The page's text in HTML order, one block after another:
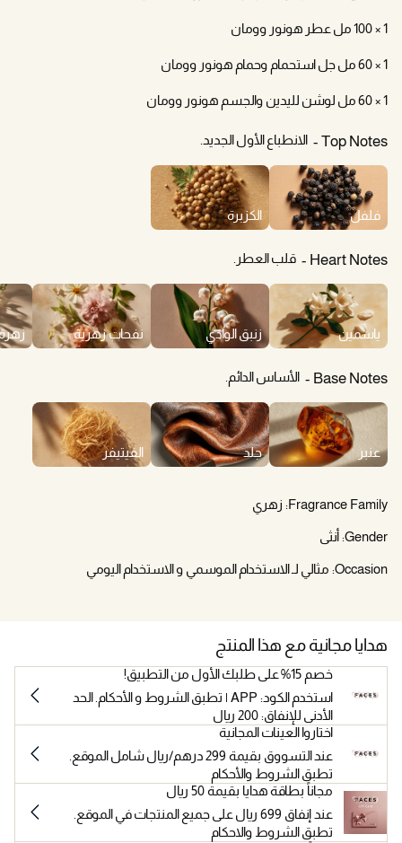
1 × 100 مل عطر هونور وومان
1 × 60 مل جل استحمام وحمام هونور وومان
1 × 60 مل لوشن لليدين والجسم هونور وومان
Top Notes الانطباع الأول الجديد.
فلفل الكزبرة
Heart Notes قلب العطر.
ياسمين زنبق الوادي نفحات زهرية زهرة
Base Notes الأساس الدائم.
عنبر جلد الفيتيفر
Fragrance Family: زهري
Gender: أنثى
Occasion: مثالي لـ الاستخدام الموسمي و الاستخدام اليومي
هدايا مجانية مع هذا المنتج
خصم 15% على طلبك الأول من التطبيق!
استخدم الكود: APP | تطبق الشروط و الأحكام. الحد
الأدنى للإنفاق: 200 ريال
اختاروا العينات المجانية
عند التسووق بقيمة 299 درهم/ريال شامل الموقع.
تطبق الشروط والأحكام
مجاناً بطاقة هدايا بقيمة 50 ريال
عند إنفاق 699 ريال على جميع المنتجات في الموقع.
تطبق الشروط والاحكام